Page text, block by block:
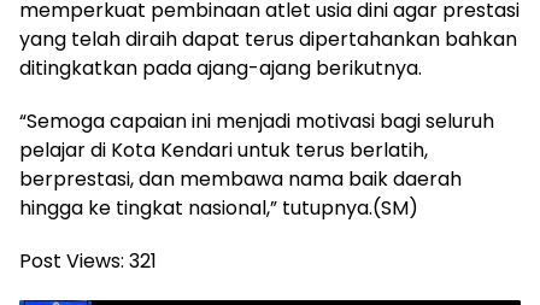
memperkuat pembinaan atlet usia dini agar prestasi
yang telah diraih dapat terus dipertahankan bahkan
ditingkatkan pada ajang-ajang berikutnya.
“Semoga capaian ini menjadi motivasi bagi seluruh
pelajar di Kota Kendari untuk terus berlatih,
berprestasi, dan membawa nama baik daerah
hingga ke tingkat nasional,” tutupnya.(SM)
Post Views: 321